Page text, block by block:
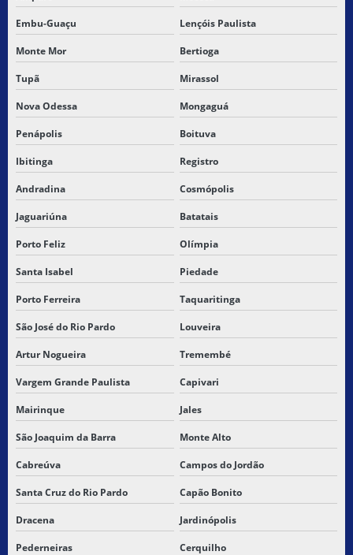
TRANSPORTADORA CARGA FRACIONADA NORDESTE
TRANSPORTADORA DE CARGAS PERIGOSAS
TRANSPORTADORA PARA CAXIAS MARANHÃO
TRANSPORTADORA ENTREGAS EXTRA
TRANSPORTADORA DE ENTREGAS RAPIDAS
TRANSPORTADORA ENTREGAS URGENTES
TRANSPORTADORA PARA MARANHÃO
TRANSPORTADORA DE MERCADORIAS
TRANSPORTADORA NORDESTE
TRANSPORTADORA PARA SÃO LUIS DO MARANHÃO
TRANSPORTADORA DE SÃO PAULO PARA PIAUÍ
TRANSPORTADORA DE SÃO PAULO PRO PIAUI
TRANSPORTADORA SP PARA MARANHÃO
TRANSPORTADORA DE SP PARA PI
Embu-Guaçu Lençóis Paulista
Monte Mor Bertioga
Tupã Mirassol
Nova Odessa Mongaguá
Penápolis Boituva
Ibitinga Registro
Andradina Cosmópolis
Jaguariúna Batatais
Porto Feliz Olímpia
Santa Isabel Piedade
Porto Ferreira Taquaritinga
São José do Rio Pardo Louveira
Artur Nogueira Tremembé
Vargem Grande Paulista Capivari
Mairinque Jales
São Joaquim da Barra Monte Alto
Cabreúva Campos do Jordão
Santa Cruz do Rio Pardo Capão Bonito
Dracena Jardinópolis
Pederneiras Cerquilho